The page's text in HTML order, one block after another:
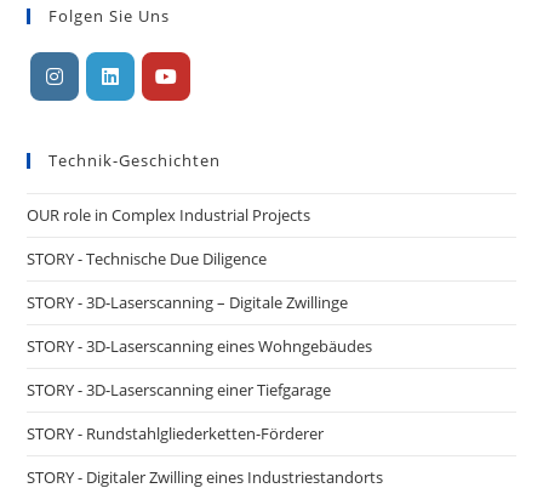
Folgen Sie Uns
einer
neuen
neuen
neuen
Technik-Geschichten
OUR role in Complex Industrial Projects
STORY - Technische Due Diligence
STORY - 3D-Laserscanning – Digitale Zwillinge
STORY - 3D-Laserscanning eines Wohngebäudes
STORY - 3D-Laserscanning einer Tiefgarage
STORY - Rundstahlgliederketten-Förderer
STORY - Digitaler Zwilling eines Industriestandorts